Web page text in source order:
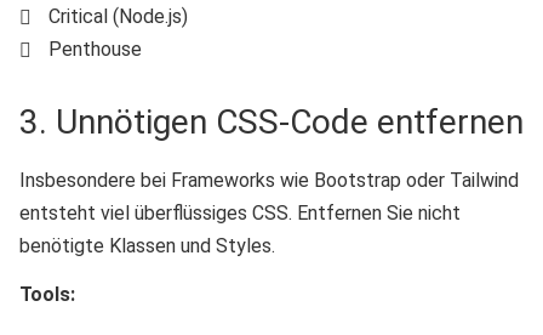
Critical (Node.js)
Penthouse
3. Unnötigen CSS-Code entfernen
Insbesondere bei Frameworks wie Bootstrap oder Tailwind
entsteht viel überflüssiges CSS. Entfernen Sie nicht
benötigte Klassen und Styles.
Tools: